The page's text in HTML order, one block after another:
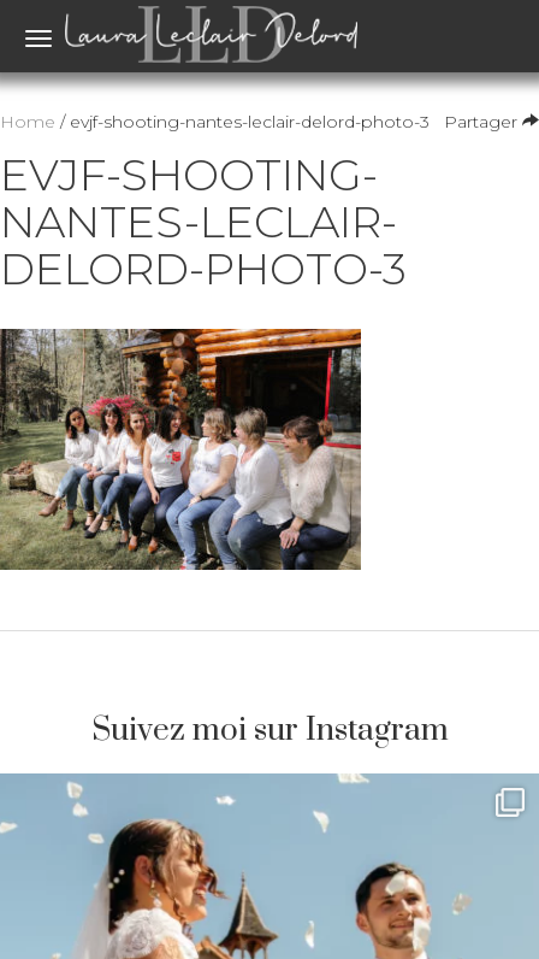
Toggle
Partager
Home / evjf-shooting-nantes-leclair-delord-photo-3
EVJF-SHOOTING-
NANTES-LECLAIR-
DELORD-PHOTO-3
Suivez moi sur Instagram